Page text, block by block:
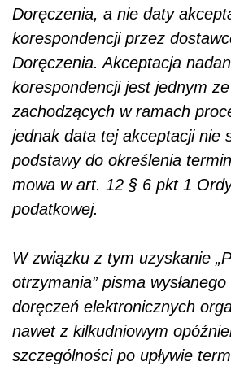
Doręczenia, a nie daty
korespondencji przez
Doręczenia. Akceptacja
korespondencji jest jednym
zachodzących w ramach
jednak data tej akceptacji nie
podstawy do określenia
mowa w art. 12 § 6 pkt 1
podatkowej.
W związku z tym uzyskanie
otrzymania” pisma
doręczeń elektronicznych
nawet z kilkudniowym
szczególności po upływie